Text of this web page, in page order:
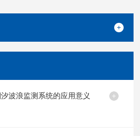
波浪监测系统的应用意义